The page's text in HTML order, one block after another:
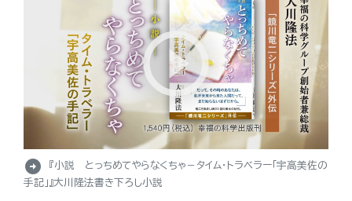
arrow_circle_right
『小説 とっちめてやらなくちゃ－タイム・トラベラー「宇高美佐の
手記」』大川隆法書き下ろし小説